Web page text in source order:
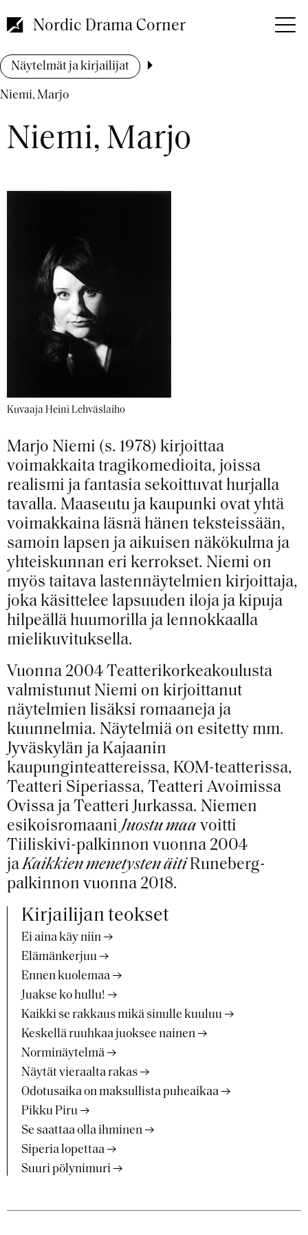
pääsisältöön
Nordic Drama Corner
Murupolku
Näytelmät ja kirjailijat
Niemi, Marjo
Niemi, Marjo
Kuvaaja Heini Lehväslaiho
Marjo Niemi (s. 1978) kirjoittaa
voimakkaita tragikomedioita, joissa
realismi ja fantasia sekoittuvat hurjalla
tavalla. Maaseutu ja kaupunki ovat yhtä
voimakkaina läsnä hänen teksteissään,
samoin lapsen ja aikuisen näkökulma ja
yhteiskunnan eri kerrokset. Niemi on
myös taitava lastennäytelmien kirjoittaja,
joka käsittelee lapsuuden iloja ja kipuja
hilpeällä huumorilla ja lennokkaalla
mielikuvituksella.
Vuonna 2004 Teatterikorkeakoulusta
valmistunut Niemi on kirjoittanut
näytelmien lisäksi romaaneja ja
kuunnelmia. Näytelmiä on esitetty mm.
Jyväskylän ja Kajaanin
kaupunginteattereissa, KOM-teatterissa,
Teatteri Siperiassa, Teatteri Avoimissa
Ovissa ja Teatteri Jurkassa. Niemen
esikoisromaani Juostu maa voitti
Tiiliskivi-palkinnon vuonna 2004
jaKaikkien menetysten äitiRuneberg-
palkinnon vuonna 2018.
Kirjailijan teokset
Ei aina käy niin
Elämänkerjuu
Ennen kuolemaa
Juakse ko hullu!
Kaikki se rakkaus mikä sinulle kuuluu
Keskellä ruuhkaa juoksee nainen
Norminäytelmä
Näytät vieraalta rakas
Odotusaika on maksullista puheaikaa
Pikku Piru
Se saattaa olla ihminen
Siperia lopettaa
Suuri pölynimuri